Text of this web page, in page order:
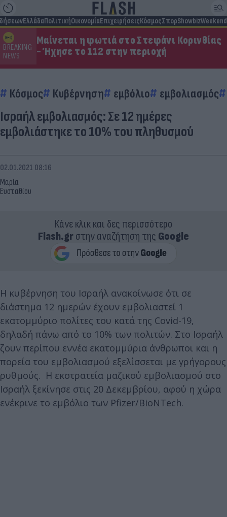
ΕλλάδαΠολιτικήΟικονομίαΕπιχειρήσειςΚόσμοςΣπορShowbizWeekend
BREAKING
NEWS
Μαίνεται η φωτιά στο Στεφάνι Κορινθίας
- Ήχησε το 112 στην περιοχή
Κόσμος Κυβέρνηση εμβόλιο εμβολιασμός
Ισραήλ εμβολιασμός: Σε 12 ημέρες
εμβολιάστηκε το 10% του πληθυσμού
Μαρία
Ευσταθίου
02.01.2021 08:16
Κάνε κλικ και δες περισσότερο
Flash.grστην αναζήτηση της Google
Η κυβέρνηση του Ισραήλ ανακοίνωσε ότι σε
διάστημα 12 ημερών έχουν εμβολιαστεί 1
εκατομμύριο πολίτες του κατά της Covid-19,
δηλαδή πάνω από το 10% των πολιτών. Στο Ισραήλ
ζουν περίπου εννέα εκατομμύρια άνθρωποι και η
πορεία του εμβολιασμού εξελίσσεται με γρήγορους
ρυθμούς. Η εκστρατεία μαζικού εμβολιασμού στο
Ισραήλ ξεκίνησε στις 20 Δεκεμβρίου, αφού η χώρα
ενέκρινε το εμβόλιο των Pfizer/BioNTech.